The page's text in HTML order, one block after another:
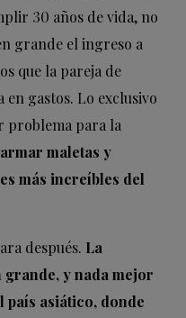
30 años de vida, no
grande el ingreso a
que la pareja de
gastos. Lo exclusivo
problema para la
maletas y
más increíbles del
después. La
y nada mejor
país asiático, donde